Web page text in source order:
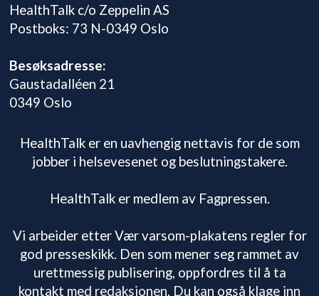
HealthTalk c/o Zeppelin AS
Postboks: 73 N-0349 Oslo
Besøksadresse:
Gaustadalléen 21
0349 Oslo
HealthTalk er en uavhengig nettavis for de som
jobber i helsevesenet og beslutningstakere.
HealthTalk er medlem av Fagpressen.
Vi arbeider etter Vær varsom-plakatens regler for
god presseskikk. Den som mener seg rammet av
urettmessig publisering, oppfordres til å ta
kontakt med redaksjonen. Du kan også klage inn